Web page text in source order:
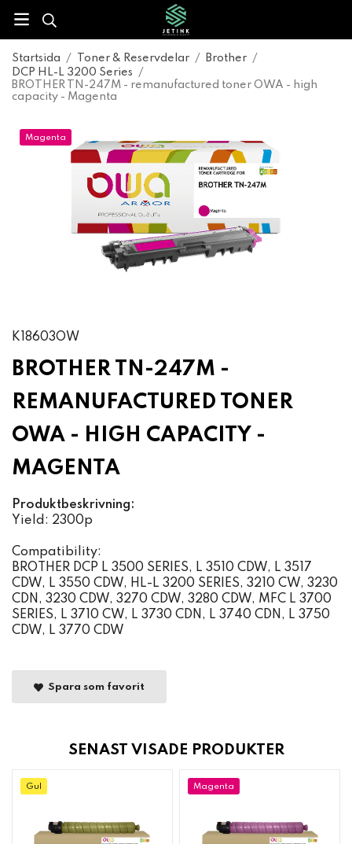
Startsida / Toner & Reservdelar / Brother /
DCP HL-L 3200 Series
/
BROTHER TN-247M - remanufactured toner OWA - high
capacity - Magenta
Magenta
K18603OW
BROTHER TN-247M -
REMANUFACTURED TONER
OWA - HIGH CAPACITY -
MAGENTA
Produktbeskrivning:
Yield: 2300p
Compatibility:
BROTHER DCP L 3500 SERIES, L 3510 CDW, L 3517
CDW, L 3550 CDW, HL-L 3200 SERIES, 3210 CW, 3230
CDN, 3230 CDW, 3270 CDW, 3280 CDW, MFC L 3700
SERIES, L 3710 CW, L 3730 CDN, L 3740 CDN, L 3750
CDW, L 3770 CDW
Spara som favorit
SENAST VISADE PRODUKTER
Gul Magenta